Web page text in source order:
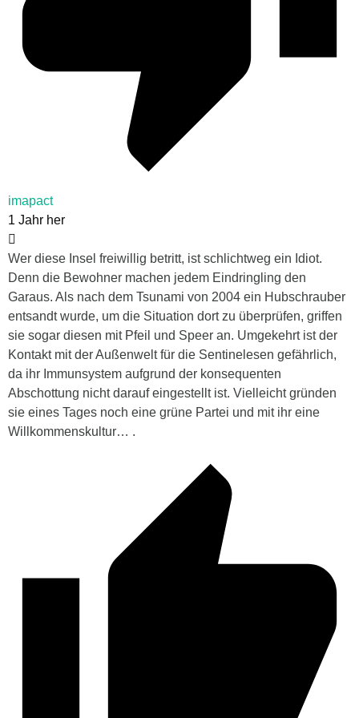
imapact
1 Jahr her
Wer diese Insel freiwillig betritt, ist schlichtweg ein Idiot.
Denn die Bewohner machen jedem Eindringling den
Garaus. Als nach dem Tsunami von 2004 ein Hubschrauber
entsandt wurde, um die Situation dort zu überprüfen, griffen
sie sogar diesen mit Pfeil und Speer an. Umgekehrt ist der
Kontakt mit der Außenwelt für die Sentinelesen gefährlich,
da ihr Immunsystem aufgrund der konsequenten
Abschottung nicht darauf eingestellt ist. Vielleicht gründen
sie eines Tages noch eine grüne Partei und mit ihr eine
Willkommenskultur… .